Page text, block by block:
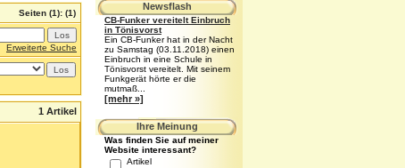
Seiten (1): (1)
Erweiterte Suche
1 Artikel
Newsflash
CB-Funker vereitelt Einbruch
in Tönisvorst
Ein CB-Funker hat in der Nacht
zu Samstag (03.11.2018) einen
Einbruch in eine Schule in
Tönisvorst vereitelt. Mit seinem
Funkgerät hörte er die
mutmaß...
[mehr »]
Ihre Meinung
Was finden Sie auf meiner
Website interessant?
Artikel